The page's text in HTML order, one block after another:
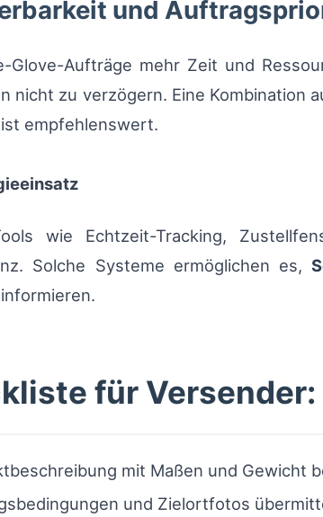
und
Glove-Aufträge mehr Zeit und
nicht zu verzögern. Eine Kombination
empfehlenswert.
wie Echtzeit-Tracking,
Solche Systeme ermöglichen es,
für
mit Maßen und Gewicht
und Zielortfotos